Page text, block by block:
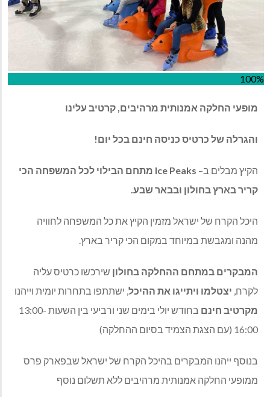
100%
מופעי החלקה אמנותית מרהיבים,קרטיב עלינו
והגרלה של כרטיס כניסה חינם בכל יום!
הקיץ מבלים ב–
Ice Peaks מתחם הבילוי לכל המשפחה הכי
קרירבארץבחולון ובבארשבע.
היכל הקרח של ישראל מזמין הקיץ את כל המשפחה לחוויה
מהנה ומגבשת במיוחד במקום הכי קריר בארץ.
המבקרים במתחם ההחלקה בחולון שירכשו כרטיס עליה
לקרח, יצטלמו ויתייגו את ההיכל, ישתתפו בתחרות יומית וייהנו
מקרטיב חינם בחודש יולי בימים שני ורביעי בין השעות 13:00-
16:00
(עם הצגת הצמיד בסיום ההחלקה)
בנוסף ייהנו המבקרים בהיכל הקרח של ישראל שבפארק פרס
ממופעי החלקה אמנותית מרהיבים ללא תשלום נוסף